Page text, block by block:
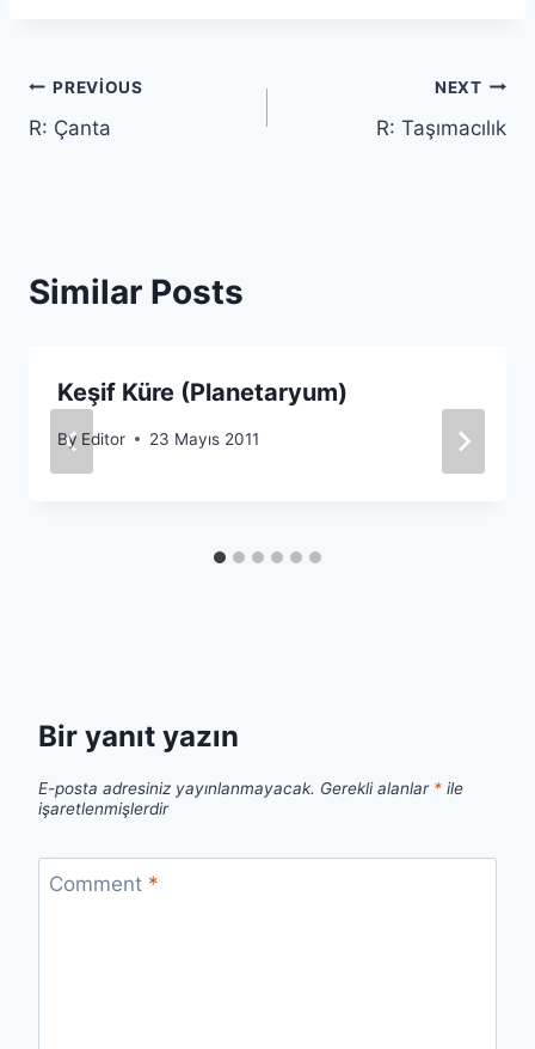
Yazı
gezinmesi
PREVIOUS
R: Çanta
NEXT
R: Taşımacılık
Similar Posts
Keşif Küre (Planetaryum)
By Editor 23 Mayıs 2011
Bir yanıt yazın
E-posta adresiniz yayınlanmayacak. Gerekli alanlar * ile
işaretlenmişlerdir
Comment *